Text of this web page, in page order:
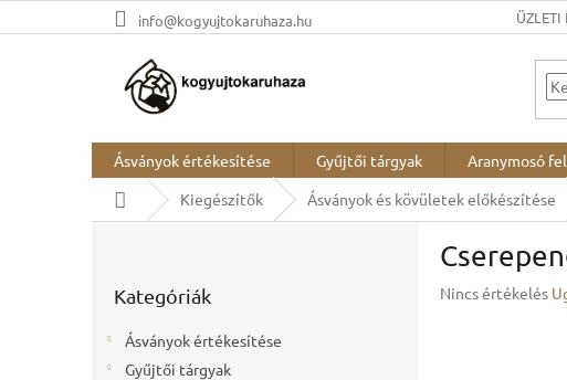
a
info@kogyujtokaruhaza.hu ÜZLETI
Ásványok értékesítése Gyűjtői tárgyak Aranymosó
KezdőlapKiegészítők Ásványok és kövületek előkészítése
átugrása
Kategóriák
Ásványok értékesítése
Gyűjtői tárgyak
A
Nincs értékelés